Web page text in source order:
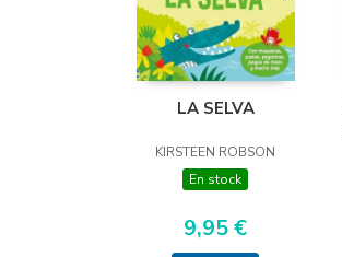
LA SELVA
KIRSTEEN ROBSON
En stock
9,95 €